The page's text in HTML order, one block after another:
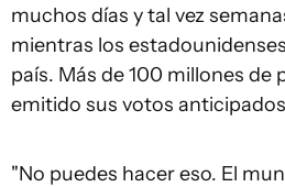
muchos días y tal vez
mientras los
país. Más de 100 millones de
emitido sus votos
"No puedes hacer eso. El